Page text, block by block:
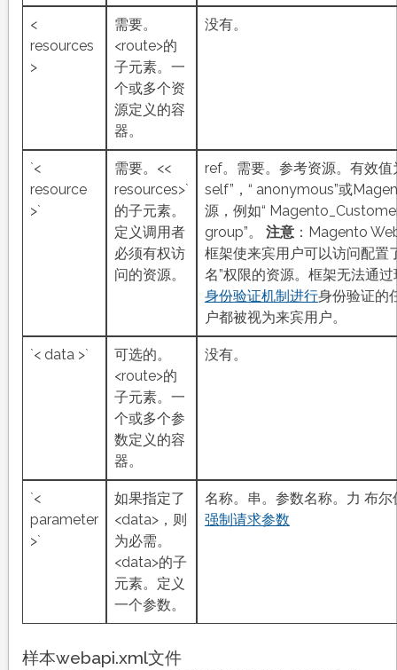
<
resources
>
需要。
<route>的
子元素。一
个或多个资
源定义的容
器。
没有。
`<
resource
>`
需要。<<
resources>`
的子元素。
定义调用者
必须有权访
问的资源。
ref。需要。参考资源。有效值
self”，“ anonymous”或
源，例如“
group”。 注意：Magento
框架使来宾用户可以访问配置
名”权限的资源。框架无法通
身份验证机制进行身份验证的
户都被视为来宾用户。
`< data >`
可选的。
<route>的
子元素。一
个或多个参
数定义的容
器。
没有。
`<
parameter
>`
如果指定了
<data>，则
为必需。
<data>的子
元素。定义
一个参数。
名称。串。参数名称。力 布尔
强制请求参数
样本webapi.xml文件